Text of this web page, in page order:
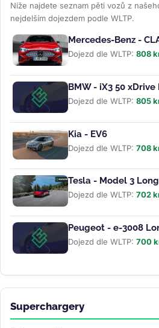
Níže najdete seznam pěti vozů z
nejdelším dojezdem podle WLTP.
Mercedes-Benz -
Dojezd dle WLTP: 808
BMW - iX3 50 xDrive
Dojezd dle WLTP: 805
Kia - EV6
Dojezd dle WLTP: 708
Tesla - Model 3
Dojezd dle WLTP: 702
Peugeot - e-3008
Dojezd dle WLTP: 700
Superchargery